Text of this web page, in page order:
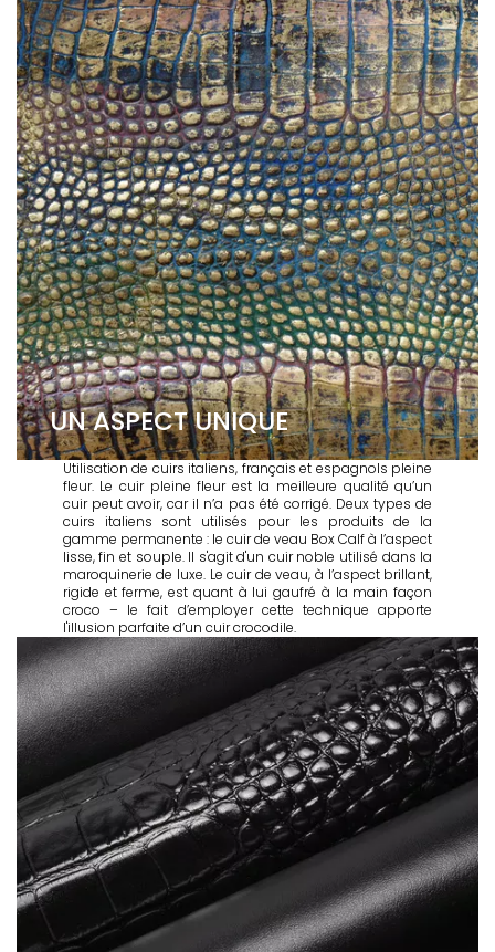
UN ASPECT UNIQUE
Utilisation de cuirs italiens, français et espagnols pleine
fleur. Le cuir pleine fleur est la meilleure qualité qu’un
cuir peut avoir, car il n’a pas été corrigé. Deux types de
cuirs italiens sont utilisés pour les produits de la
gamme permanente : le cuir de veau Box Calf à l’aspect
lisse, fin et souple. Il s'agit d'un cuir noble utilisé dans la
maroquinerie de luxe. Le cuir de veau, à l’aspect brillant,
rigide et ferme, est quant à lui gaufré à la main façon
croco – le fait d’employer cette technique apporte
l'illusion parfaite d’un cuir crocodile.